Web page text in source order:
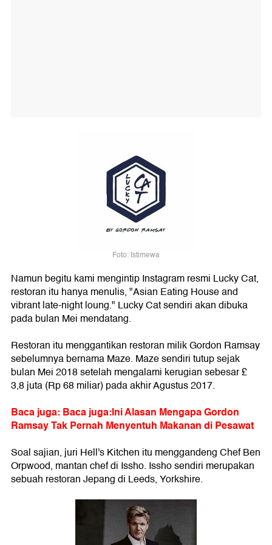
Foto: Istimewa
Namun begitu kami mengintip Instagram resmi Lucky Cat,
restoran itu hanya menulis, "Asian Eating House and
vibrant late-night loung." Lucky Cat sendiri akan dibuka
pada bulan Mei mendatang.
Restoran itu menggantikan restoran milik Gordon Ramsay
sebelumnya bernama Maze. Maze sendiri tutup sejak
bulan Mei 2018 setelah mengalami kerugian sebesar £
3,8 juta (Rp 68 miliar) pada akhir Agustus 2017.
Baca juga: Baca juga:Ini Alasan Mengapa Gordon
Ramsay Tak Pernah Menyentuh Makanan di Pesawat
Soal sajian, juri Hell's Kitchen itu menggandeng Chef Ben
Orpwood, mantan chef di Issho. Issho sendiri merupakan
sebuah restoran Jepang di Leeds, Yorkshire.